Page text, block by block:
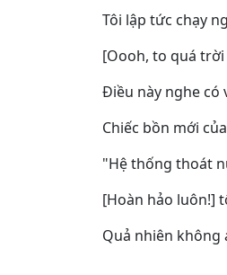
Tôi lập tức chạy
[Oooh, to quá
Điều này nghe có
Chiếc bồn mới
"Hệ thống thoát
[Hoàn hảo luôn!]
Quả nhiên không